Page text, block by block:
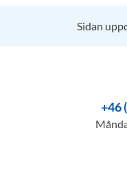
Sidan
+46